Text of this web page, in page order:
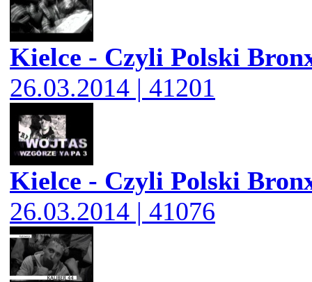
Kielce - Czyli Polski
26.03.2014 | 41201
Kielce - Czyli Polski
26.03.2014 | 41076